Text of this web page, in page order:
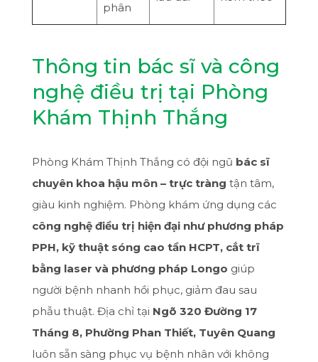
phân
Thông tin bác sĩ và công
nghệ điều trị tại Phòng
Khám Thịnh Thắng
Phòng Khám Thịnh Thắng có đội ngũ bác sĩ
chuyên khoa hậu môn – trực tràng tận tâm,
giàu kinh nghiệm. Phòng khám ứng dụng các
công nghệ điều trị hiện đại như phương pháp
PPH, kỹ thuật sóng cao tần HCPT, cắt trĩ
bằng laser và phương pháp Longo giúp
người bệnh nhanh hồi phục, giảm đau sau
phẫu thuật. Địa chỉ tại Ngõ 320 Đường 17
Tháng 8, Phường Phan Thiết, Tuyên Quang
luôn sẵn sàng phục vụ bệnh nhân với không